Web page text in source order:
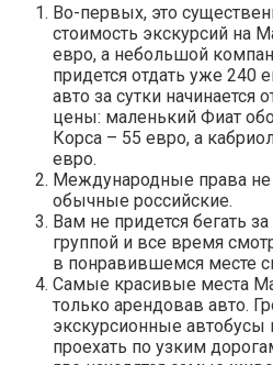
Во-первых, это
стоимость экскурсий на
евро, а небольшой
придется отдать уже 240
авто за сутки
цены: маленький Фиат
Корса – 55 евро, а
евро.
Международные права не
обычные российские.
Вам не придется бегать
группой и все время
в понравившемся месте
Самые красивые места
только арендовав авто.
экскурсионные автобусы
проехать по узким